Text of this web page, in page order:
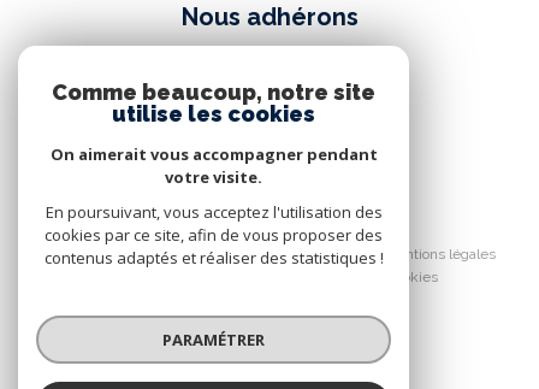
Nous adhérons
© 2026 | Tous droits réservés
Nos partenaires
Nos honoraires
Mentions légales
Cookies
Comme beaucoup, notre site
utilise les cookies
On aimerait vous accompagner pendant
votre visite.
En poursuivant, vous acceptez l'utilisation des
cookies par ce site, afin de vous proposer des
contenus adaptés et réaliser des statistiques !
PARAMÉTRER